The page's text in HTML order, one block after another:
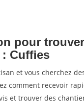
pour
Cuffies
et vous cherchez
comment recevoir
et trouver des